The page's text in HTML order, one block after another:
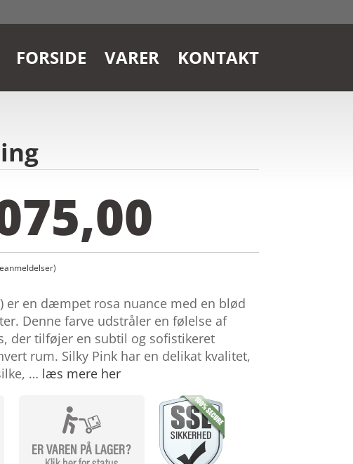
FORSIDE VARER KONTAKT
er en dæmpet rosa nuance med en blød
Denne farve udstråler en følelse af
der tilføjer en subtil og sofistikeret
rum. Silky Pink har en delikat kvalitet,
… læs mere her